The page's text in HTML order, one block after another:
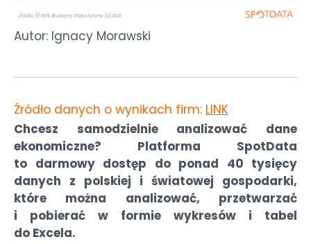
Autor: Ignacy Morawski
Źródło danych o wynikach firm: LINK
Chcesz samodzielnie analizować dane
ekonomiczne? Platforma SpotData
to darmowy dostęp do ponad 40 tysięcy
danych z polskiej i światowej gospodarki,
które można analizować, przetwarzać
i pobierać w formie wykresów i tabel
do Excela.